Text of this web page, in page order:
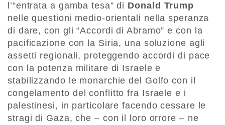
l’“entrata a gamba tesa” di Donald Trump
nelle questioni medio-orientali nella speranza
di dare, con gli “Accordi di Abramo” e con la
pacificazione con la Siria, una soluzione agli
assetti regionali, proteggendo accordi di pace
con la potenza militare di Israele e
stabilizzando le monarchie del Golfo con il
congelamento del conflitto fra Israele e i
palestinesi, in particolare facendo cessare le
stragi di Gaza, che – con il loro orrore – ne